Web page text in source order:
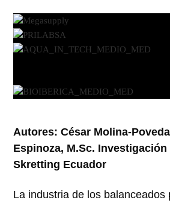
Autores: César Molina-
Espinoza, M.Sc.
Skretting Ecuador
La industria de los balanceados